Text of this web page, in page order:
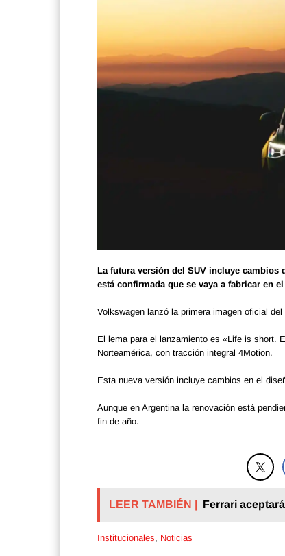
La futura versión del SUV incluye cambios
está confirmada que se vaya a fabricar en
Volkswagen lanzó la primera imagen oficial
El lema para el lanzamiento es «Life is short.
Norteamérica, con tracción integral 4Motion.
Esta nueva versión incluye cambios en el
Aunque en Argentina la renovación está
fin de año.
LEER TAMBIÉN | Ferrari
Institucionales, Noticias